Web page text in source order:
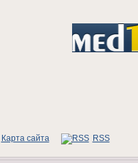
Карта сайта RSS